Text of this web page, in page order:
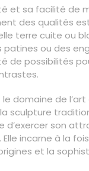
et sa facilité de
des qualités
terre cuite ou
patines ou des
de possibilités
domaine de
sculpture
d’exercer son
incarne à la
et la